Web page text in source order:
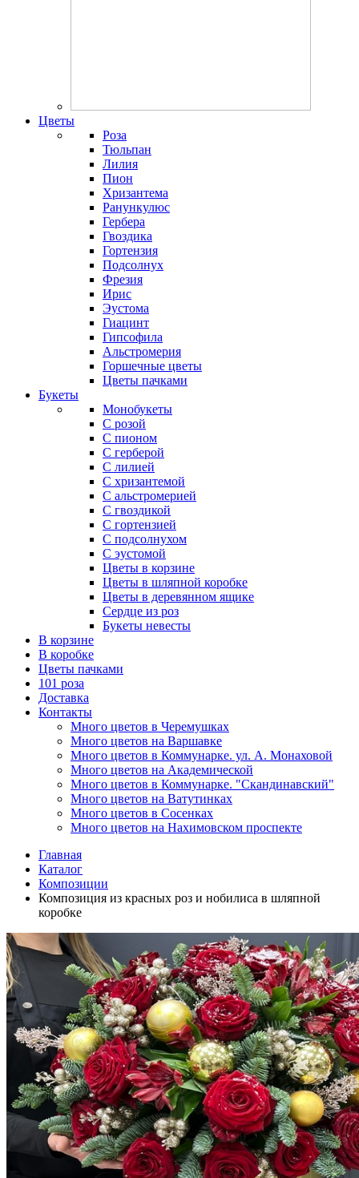
Цветы
Роза
Тюльпан
Лилия
Пион
Хризантема
Ранункулюс
Гербера
Гвоздика
Гортензия
Подсолнух
Фрезия
Ирис
Эустома
Гиацинт
Гипсофила
Альстромерия
Горшечные цветы
Цветы пачками
Букеты
Монобукеты
С розой
С пионом
С герберой
С лилией
С хризантемой
С альстромерией
С гвоздикой
С гортензией
С подсолнухом
С эустомой
Цветы в корзине
Цветы в шляпной коробке
Цветы в деревянном ящике
Сердце из роз
Букеты невесты
В корзине
В коробке
Цветы пачками
101 роза
Доставка
Контакты
Много цветов в Черемушках
Много цветов на Варшавке
Много цветов в Коммунарке. ул. А. Монаховой
Много цветов на Академической
Много цветов в Коммунарке. "Скандинавский"
Много цветов на Ватутинках
Много цветов в Сосенках
Много цветов на Нахимовском проспекте
Главная
Каталог
Композиции
Композиция из красных роз и нобилиса в шляпной
коробке